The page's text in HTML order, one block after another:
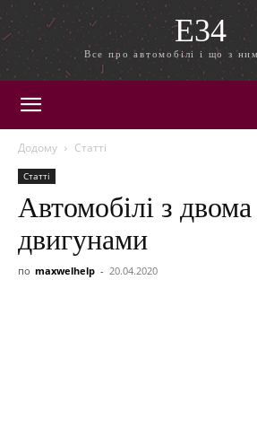
E34
Все про автомобілі і що з
Додому Статті
Статті
Автомобілі з двома
двигунами
по maxwelhelp - 20.04.2020